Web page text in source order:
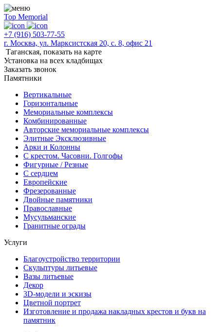
Top Memorial
+7 (916) 503-77-55
г. Москва, ул. Марксистская 20, с. 8, офис 21
Таганская, показать на карте
Установка на всех кладбищах
Заказать звонок
Памятники
Вертикальные
Горизонтальные
Мемориальные комплексы
Комбинированные
Авторские мемориальные комплексы
Элитные Эксклюзивные
Арки и Колонны
С крестом. Часовни. Голгофы
Фигурные / Резные
С сердцем
Европейские
Фрезерованные
Двойные памятники
Православные
Мусульманские
Гранитные ограды
Услуги
Благоустройство территории
Скульптуры литьевые
Вазы литьевые
Декор
3D-модели и эскизы
Цветной портрет
Изготовление и продажа накладных крестов и букв на
памятник